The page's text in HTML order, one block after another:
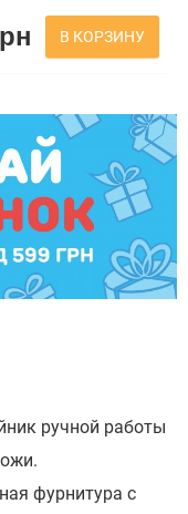
В КОРЗИНУ
ручной работы
фурнитура с